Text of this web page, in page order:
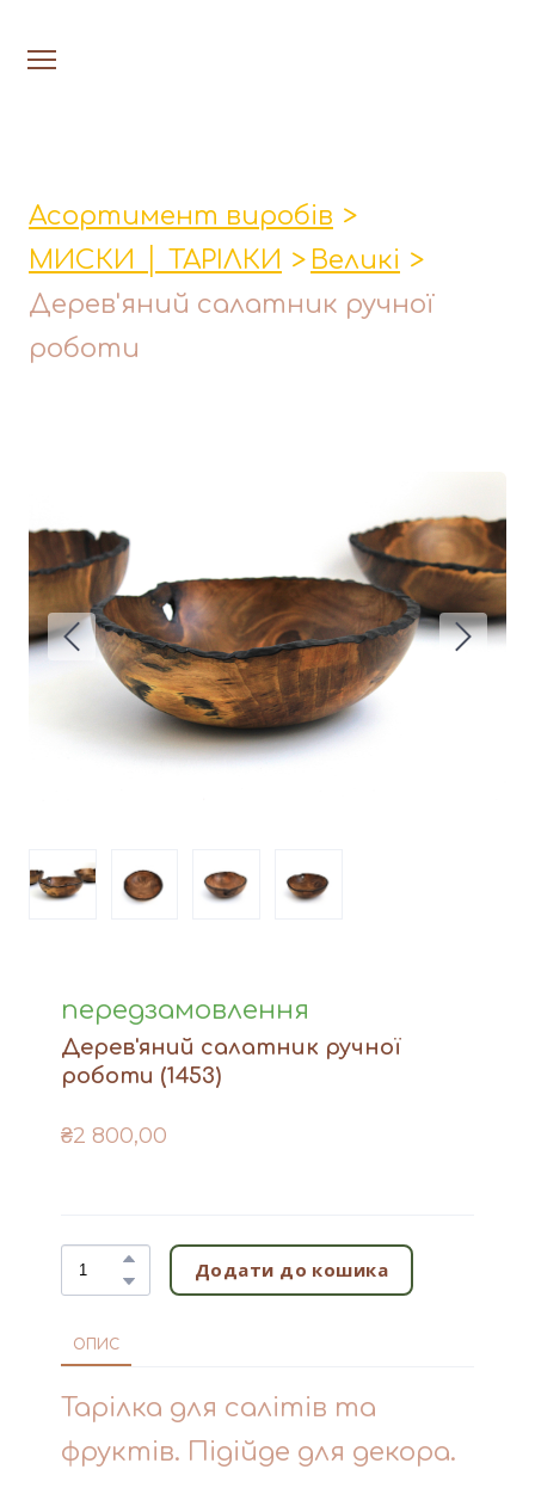
Лавки│Табурети│Столи
Фігури й статуетки
Догляд за виробами
Доставка та оплата
Контакти
Асортимент виробів
МИСКИ │ ТАРІЛКИ
Великі
Дерев'яний салатник ручної
роботи
передзамовлення
Дерев'яний салатник ручної
роботи (1453)
₴2 800,00
Додати до кошика
ОПИС
Тарілка для салітів та
фруктів. Підійде для декора.